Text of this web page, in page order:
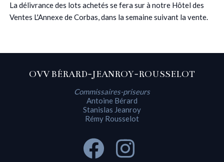
La délivrance des lots achetés se fera sur à notre Hôtel des
Ventes L'Annexe de Corbas, dans la semaine suivant la vente.
OVV BÉRARD-JEANROY-ROUSSELOT
Commissaires-priseurs
Antoine Bérard
Stanislas Jeanroy
Rémy Rousselot